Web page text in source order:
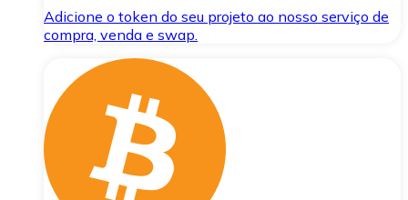
Adicione o token do seu projeto ao nosso serviço de
compra, venda e swap.